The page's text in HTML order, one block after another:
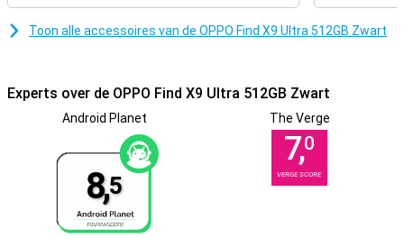
en het optimaliseren van prestaties. De OPPO Find X9 Ultra 512GB
Zwart past zich aan jouw gebruik aan en maakt je smartphone-
ervaring sneller, slimmer en een stuk makkelijker.
Toon alle accessoires van de OPPO Find X9 Ultra 512GB Zwart
Experts over de OPPO Find X9 Ultra 512GB Zwart
Android Planet
8,5
The Verge
7,0
VERGE SCORE